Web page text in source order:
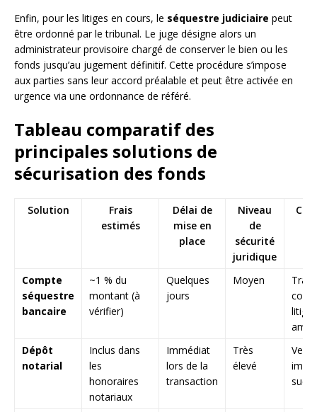
Enfin, pour les litiges en cours, le séquestre judiciaire peut
être ordonné par le tribunal. Le juge désigne alors un
administrateur provisoire chargé de conserver le bien ou les
fonds jusqu’au jugement définitif. Cette procédure s’impose
aux parties sans leur accord préalable et peut être activée en
urgence via une ordonnance de référé.
Tableau comparatif des
principales solutions de
sécurisation des fonds
Solution
Frais
estimés
Délai de
mise en
place
Niveau
de
sécurité
juridique
Cas
Compte
séquestre
bancaire
~1 % du
montant (à
vérifier)
Quelques
jours
Moyen
litiges
Dépôt
notarial
Inclus dans
les
honoraires
notariaux
Immédiat
lors de la
transaction
Très
élevé
Vente